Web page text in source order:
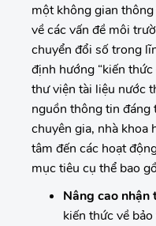
một không gian
về các vấn đề môi
chuyển đổi số trong
định hướng “kiến
thư viện tài liệu nước
nguồn thông tin đáng
chuyên gia, nhà khoa
tâm đến các hoạt
mục tiêu cụ thể bao
Nâng cao nhận
kiến thức về